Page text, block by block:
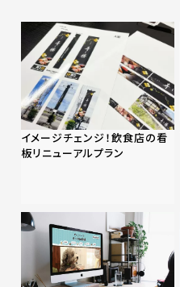
イメージチェンジ！飲食店の看
板リニューアルプラン